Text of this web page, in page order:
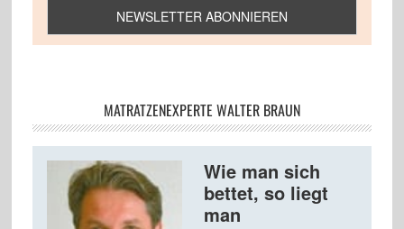
MATRATZENEXPERTE WALTER BRAUN
Wie man sich
bettet, so liegt
man